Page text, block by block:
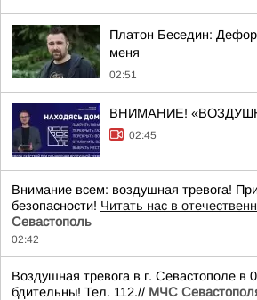
Платон Беседин:
меня
02:51
ВНИМАНИЕ!
02:45
Внимание всем: воздушная тревога!
безопасности! Читать нас в
Севастополь
02:42
Воздушная тревога в г. Севастополе в
бдительны! Тел. 112.// МЧС